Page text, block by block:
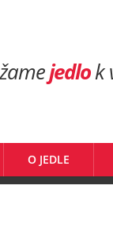
jedlok
O JEDLE